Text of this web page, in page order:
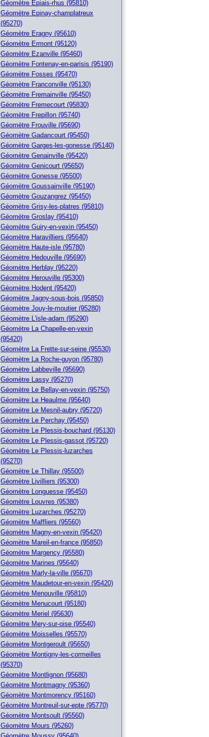
Géomètre Epiais-rhus (95810)
Géomètre Epinay-champlatreux
(95270)
Géomètre Eragny (95610)
Géomètre Ermont (95120)
Géomètre Ezanville (95460)
Géomètre Fontenay-en-parisis (95190)
Géomètre Fosses (95470)
Géomètre Franconville (95130)
Géomètre Fremainville (95450)
Géomètre Fremecourt (95830)
Géomètre Frepillon (95740)
Géomètre Frouville (95690)
Géomètre Gadancourt (95450)
Géomètre Garges-les-gonesse (95140)
Géomètre Genainville (95420)
Géomètre Genicourt (95650)
Géomètre Gonesse (95500)
Géomètre Goussainville (95190)
Géomètre Gouzangrez (95450)
Géomètre Grisy-les-platres (95810)
Géomètre Groslay (95410)
Géomètre Guiry-en-vexin (95450)
Géomètre Haravilliers (95640)
Géomètre Haute-isle (95780)
Géomètre Hedouville (95690)
Géomètre Herblay (95220)
Géomètre Herouville (95300)
Géomètre Hodent (95420)
Géomètre Jagny-sous-bois (95850)
Géomètre Jouy-le-moutier (95280)
Géomètre L'isle-adam (95290)
Géomètre La Chapelle-en-vexin
(95420)
Géomètre La Frette-sur-seine (95530)
Géomètre La Roche-guyon (95780)
Géomètre Labbeville (95690)
Géomètre Lassy (95270)
Géomètre Le Bellay-en-vexin (95750)
Géomètre Le Heaulme (95640)
Géomètre Le Mesnil-aubry (95720)
Géomètre Le Perchay (95450)
Géomètre Le Plessis-bouchard (95130)
Géomètre Le Plessis-gassot (95720)
Géomètre Le Plessis-luzarches
(95270)
Géomètre Le Thillay (95500)
Géomètre Livilliers (95300)
Géomètre Longuesse (95450)
Géomètre Louvres (95380)
Géomètre Luzarches (95270)
Géomètre Maffliers (95560)
Géomètre Magny-en-vexin (95420)
Géomètre Mareil-en-france (95850)
Géomètre Margency (95580)
Géomètre Marines (95640)
Géomètre Marly-la-ville (95670)
Géomètre Maudetour-en-vexin (95420)
Géomètre Menouville (95810)
Géomètre Menucourt (95180)
Géomètre Meriel (95630)
Géomètre Mery-sur-oise (95540)
Géomètre Moisselles (95570)
Géomètre Montgeroult (95650)
Géomètre Montigny-les-cormeilles
(95370)
Géomètre Montlignon (95680)
Géomètre Montmagny (95360)
Géomètre Montmorency (95160)
Géomètre Montreuil-sur-epte (95770)
Géomètre Montsoult (95560)
Géomètre Mours (95260)